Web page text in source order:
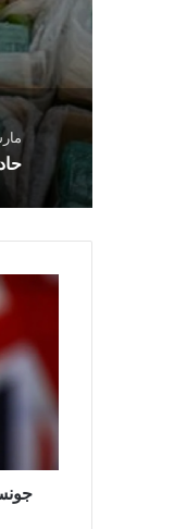
مارس
جونسون
الطلاب
الذين
تأثروا
من